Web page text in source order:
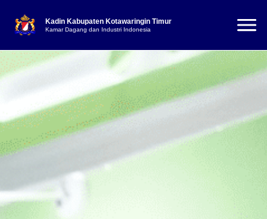
Kadin Kabupaten Kotawaringin Timur
Kamar Dagang dan Industri Indonesia